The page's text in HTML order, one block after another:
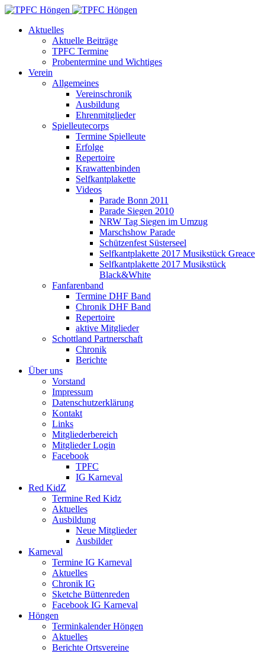
Aktuelles
Aktuelle Beiträge
TPFC Termine
Probentermine und Wichtiges
Verein
Allgemeines
Vereinschronik
Ausbildung
Ehrenmitglieder
Spielleutecorps
Termine Spielleute
Erfolge
Repertoire
Krawattenbinden
Selfkantplakette
Videos
Parade Bonn 2011
Parade Siegen 2010
NRW Tag Siegen im Umzug
Marschshow Parade
Schützenfest Süsterseel
Selfkantplakette 2017 Musikstück Greace
Selfkantplakette 2017 Musikstück
Black&White
Fanfarenband
Termine DHF Band
Chronik DHF Band
Repertoire
aktive Mitglieder
Schottland Partnerschaft
Chronik
Berichte
Über uns
Vorstand
Impressum
Datenschutzerklärung
Kontakt
Links
Mitgliederbereich
Mitglieder Login
Facebook
TPFC
IG Karneval
Red KidZ
Termine Red Kidz
Aktuelles
Ausbildung
Neue Mitglieder
Ausbilder
Karneval
Termine IG Karneval
Aktuelles
Chronik IG
Sketche Büttenreden
Facebook IG Karneval
Höngen
Terminkalender Höngen
Aktuelles
Berichte Ortsvereine